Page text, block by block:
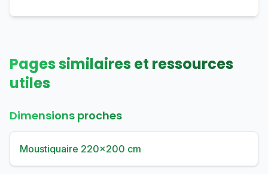
Pages similaires et ressources
utiles
Dimensions proches
Moustiquaire 220×200 cm